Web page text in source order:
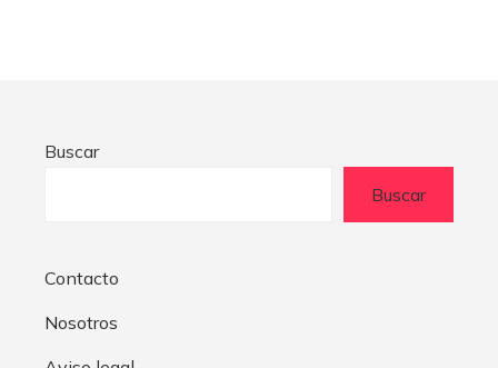
Buscar
Buscar
Contacto
Nosotros